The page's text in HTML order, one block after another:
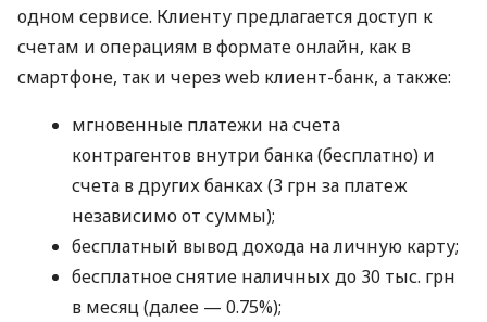
одном сервисе. Клиенту предлагается доступ к
счетам и операциям в формате онлайн, как в
смартфоне, так и через web клиент-банк, а также:
мгновенные платежи на счета
контрагентов внутри банка (бесплатно) и
счета в других банках (3 грн за платеж
независимо от суммы);
бесплатный вывод дохода на личную карту;
бесплатное снятие наличных до 30 тыс. грн
в месяц (далее — 0.75%);